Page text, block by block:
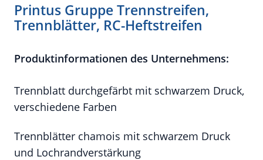
Printus Gruppe Trennstreifen,
Trennblätter, RC-Heftstreifen
Produktinformationen des Unternehmens:
Trennblatt durchgefärbt mit schwarzem Druck,
verschiedene Farben
Trennblätter chamois mit schwarzem Druck
und Lochrandverstärkung